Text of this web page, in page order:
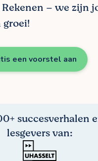
– we zijn
een voorstel aan
succesverhalen
lesgevers van: